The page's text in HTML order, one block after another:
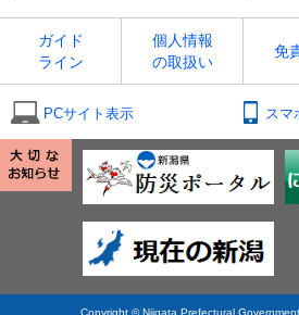
ガイド
ライン
個人情報
の取扱い
免
PCサイト表示 スマ
Copyright © Niigata Prefectural